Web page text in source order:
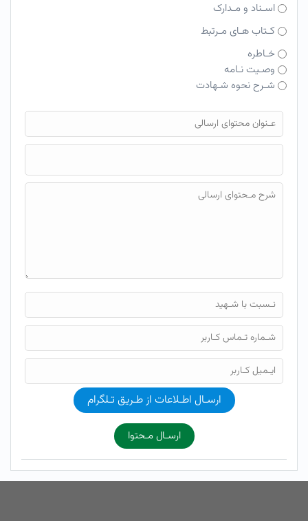
اسـناد و مـدارک
کـتاب هـای مـرتبط
خـاطره
وصـیت نـامه
شـرح نحوه شـهادت
فایل محتوای ارسالی
ارسـال اطـلاعات از طـریق تـلگرام
ارسـال مـحتوا